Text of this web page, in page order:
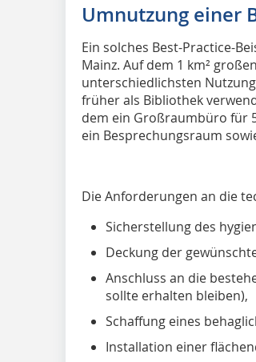
Umnutzung einer
Ein solches Best-Practice-
Mainz. Auf dem 1 km²
unterschiedlichsten
früher als Bibliothek
dem ein Großraumbüro für
ein Besprechungsraum
Die Anforderungen an die
Sicherstellung des
Deckung der
Anschluss an die
sollte erhalten bleiben),
Schaffung eines
Installation einer